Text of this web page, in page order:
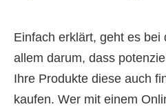
Einfach erklärt, geht es
allem darum, dass
Ihre Produkte diese auch
kaufen. Wer mit einem